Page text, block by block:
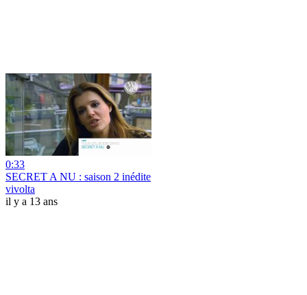
0:33
SECRET A NU : saison 2 inédite
vivolta
il y a 13 ans